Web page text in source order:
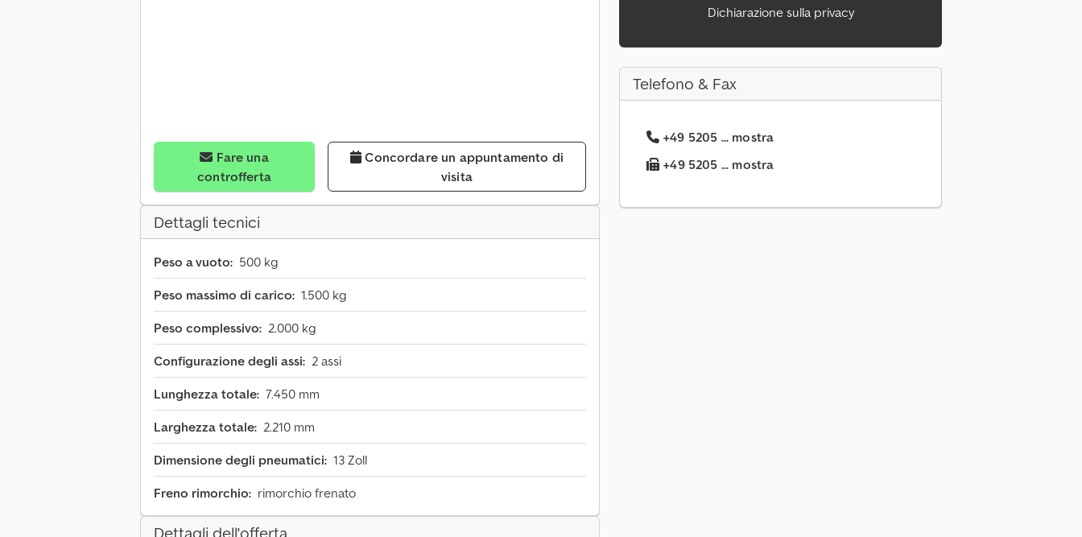
controfferta
Concordare un appuntamento di
visita
Dettagli tecnici
Peso a vuoto: 500 kg
Peso massimo di carico: 1.500 kg
Peso complessivo: 2.000 kg
Configurazione degli assi: 2 assi
Lunghezza totale: 7.450 mm
Larghezza totale: 2.210 mm
Dimensione degli pneumatici: 13 Zoll
Freno rimorchio: rimorchio frenato
Dichiarazione sulla privacy
Telefono & Fax
+49 5205 ... mostra
+49 5205 ... mostra